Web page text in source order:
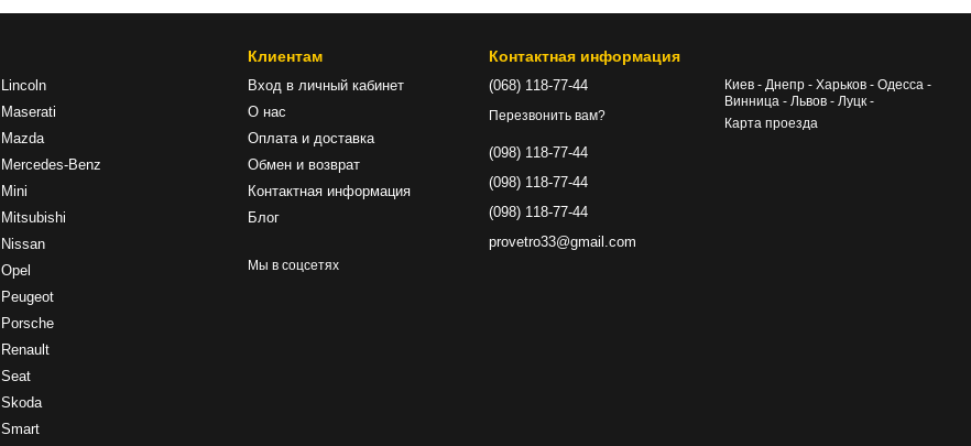
Lincoln
Maserati
Mazda
Mercedes-Benz
Mini
Mitsubishi
Nissan
Opel
Peugeot
Porsche
Renault
Seat
Skoda
Smart
Клиентам
Вход в личный кабинет
О нас
Оплата и доставка
Обмен и возврат
Контактная информация
Блог
Мы в соцсетях
Контактная информация
(068) 118-77-44
Перезвонить вам?
(098) 118-77-44
(098) 118-77-44
(098) 118-77-44
provetro33@gmail.com
Киев - Днепр - Харьков - Одесса -
Винница - Львов - Луцк -
Карта проезда